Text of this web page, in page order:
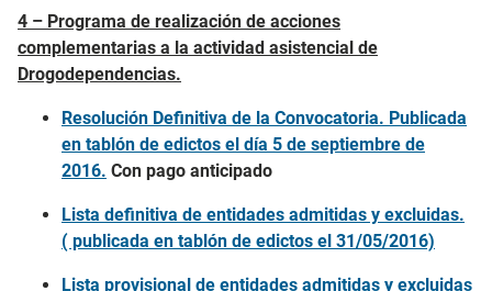
4 – Programa de realización de acciones
complementarias a la actividad asistencial de
Drogodependencias.
Resolución Definitiva de la Convocatoria. Publicada
en tablón de edictos el día 5 de septiembre de
2016. Con pago anticipado
Lista definitiva de entidades admitidas y excluidas.
( publicada en tablón de edictos el 31/05/2016)
Lista provisional de entidades admitidas y excluidas